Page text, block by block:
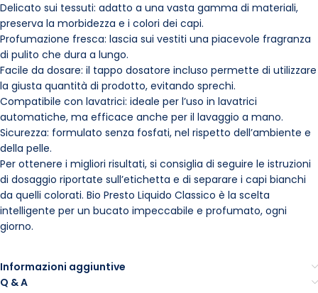
Delicato sui tessuti: adatto a una vasta gamma di materiali,
preserva la morbidezza e i colori dei capi.
Profumazione fresca: lascia sui vestiti una piacevole fragranza
di pulito che dura a lungo.
Facile da dosare: il tappo dosatore incluso permette di utilizzare
la giusta quantità di prodotto, evitando sprechi.
Compatibile con lavatrici: ideale per l’uso in lavatrici
automatiche, ma efficace anche per il lavaggio a mano.
Sicurezza: formulato senza fosfati, nel rispetto dell’ambiente e
della pelle.
Per ottenere i migliori risultati, si consiglia di seguire le istruzioni
di dosaggio riportate sull’etichetta e di separare i capi bianchi
da quelli colorati. Bio Presto Liquido Classico è la scelta
intelligente per un bucato impeccabile e profumato, ogni
giorno.
Informazioni aggiuntive
Q & A